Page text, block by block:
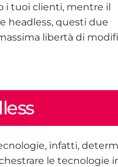
i tuoi clienti, mentre il
headless, questi due
libertà di
infatti,
le tecnologie